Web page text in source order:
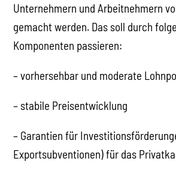
Unternehmern und Arbeitnehmern
gemacht werden. Das soll durch
Komponenten passieren:
– vorhersehbar und moderate
– stabile Preisentwicklung
– Garantien für
Exportsubventionen) für das